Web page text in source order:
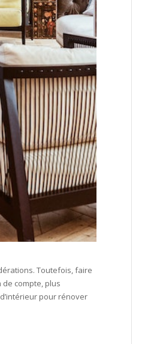
Toutefois, faire
compte, plus
pour rénover